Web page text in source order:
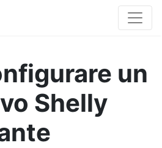
un
Shelly